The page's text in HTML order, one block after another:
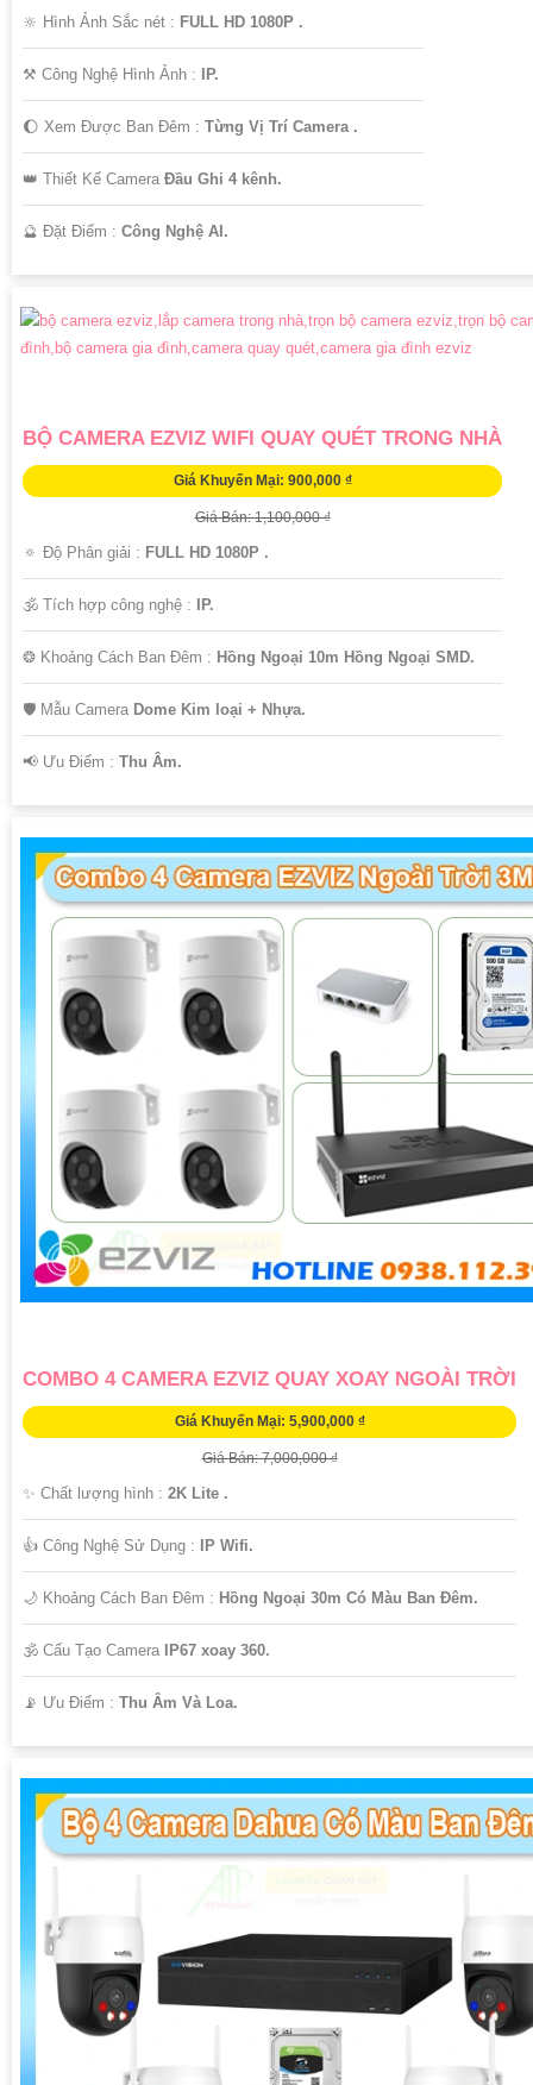
này ngay hôm nay để mang lại sự bình yên và an toàn cho bạn và gia
🔆 Hình Ảnh Sắc nét : FULL HD 1080P .
⚒ Công Nghệ Hình Ảnh : IP.
🌔 Xem Được Ban Đêm : Từng Vị Trí Camera .
👑 Thiết Kế Camera Đầu Ghi 4 kênh.
️🔮 Đặt Điểm : Công Nghệ AI.
BỘ CAMERA EZVIZ WIFI QUAY QUÉT TRONG NHÀ
Giá Khuyến Mại: 900,000 ₫
Giá Bán: 1,100,000 ₫
🔅 Độ Phân giải : FULL HD 1080P .
🕉️ Tích hợp công nghệ : IP.
❂ Khoảng Cách Ban Đêm : Hồng Ngoại 10m Hồng Ngoại SMD.
🛡 Mẫu Camera Dome Kim loại + Nhựa.
️📢 Ưu Điểm : Thu Âm.
COMBO 4 CAMERA EZVIZ QUAY XOAY NGOÀI TRỜI
Giá Khuyến Mại: 5,900,000 ₫
Giá Bán: 7,000,000 ₫
✨ Chất lượng hình : 2K Lite .
👍 Công Nghệ Sử Dụng : IP Wifi.
🌙 Khoảng Cách Ban Đêm : Hồng Ngoại 30m Có Màu Ban Ðêm.
🕉️ Cấu Tạo Camera IP67 xoay 360.
️📡 Ưu Điểm : Thu Âm Và Loa.